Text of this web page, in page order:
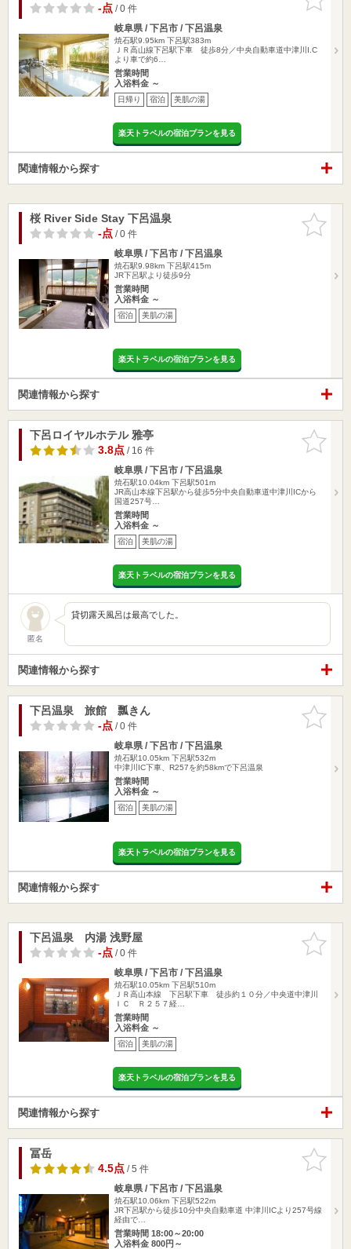
りに追加
-点/ 0 件
岐阜県 / 下呂市 / 下呂温泉
焼石駅9.95km 下呂駅383m
ＪＲ高山線下呂駅下車 徒歩8分／中央自動車道中津川I.C
より車で約6…
営業時間
入浴料金 ～
日帰り 宿泊 美肌の湯
楽天トラベルの宿泊プランを見る
関連情報から探す
お気に入
りに追加
桜 River Side Stay 下呂温泉
-点/ 0 件
岐阜県 / 下呂市 / 下呂温泉
焼石駅9.98km 下呂駅415m
JR下呂駅より徒歩9分
営業時間
入浴料金 ～
宿泊 美肌の湯
楽天トラベルの宿泊プランを見る
関連情報から探す
お気に入
りに追加
下呂ロイヤルホテル 雅亭
3.8点/ 16 件
岐阜県 / 下呂市 / 下呂温泉
焼石駅10.04km 下呂駅501m
JR高山本線下呂駅から徒歩5分中央自動車道中津川ICから
国道257号…
営業時間
入浴料金 ～
宿泊 美肌の湯
楽天トラベルの宿泊プランを見る
匿名
貸切露天風呂は最高でした。
関連情報から探す
お気に入
りに追加
下呂温泉 旅館 瓢きん
-点/ 0 件
岐阜県 / 下呂市 / 下呂温泉
焼石駅10.05km 下呂駅532m
中津川IC下車、R257を約58kmで下呂温泉
営業時間
入浴料金 ～
宿泊 美肌の湯
楽天トラベルの宿泊プランを見る
関連情報から探す
お気に入
りに追加
下呂温泉 内湯 浅野屋
-点/ 0 件
岐阜県 / 下呂市 / 下呂温泉
焼石駅10.05km 下呂駅510m
ＪＲ高山本線 下呂駅下車 徒歩約１０分／中央道中津川
ＩＣ Ｒ２５７経…
営業時間
入浴料金 ～
宿泊 美肌の湯
楽天トラベルの宿泊プランを見る
関連情報から探す
お気に入
りに追加
冨岳
4.5点/ 5 件
岐阜県 / 下呂市 / 下呂温泉
焼石駅10.06km 下呂駅522m
JR下呂駅から徒歩10分中央自動車道 中津川ICより257号線
経由で…
営業時間 18:00～20:00
入浴料金 800円～